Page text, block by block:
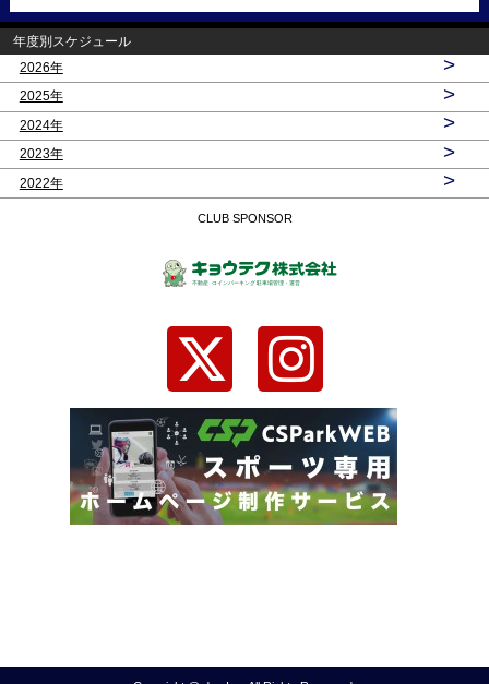
年度別スケジュール
2026年
>
2025年 >
2024年 >
2023年 >
2022年 >
CLUB SPONSOR